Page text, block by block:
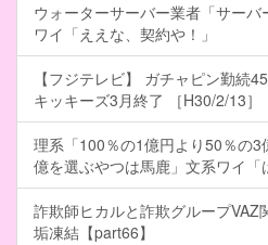
ウォーターサーバー業者「サーバ
ワイ「ええな、契約や！」
【フジテレビ】 ガチャピン勤
キッキーズ3月終了 ［H30/2/13］
理系「100％の1億円より50％の3
億を選ぶやつは馬鹿」文系ワイ「
詐欺師ヒカルと詐欺グループVAZ
垢凍結【part66】